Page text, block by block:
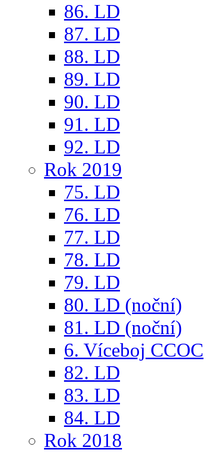
86. LD
87. LD
88. LD
89. LD
90. LD
91. LD
92. LD
Rok 2019
75. LD
76. LD
77. LD
78. LD
79. LD
80. LD (noční)
81. LD (noční)
6. Víceboj CCOC
82. LD
83. LD
84. LD
Rok 2018